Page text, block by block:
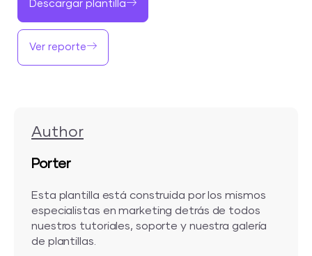
Descargar plantilla
Ver reporte
Author
Porter
Esta plantilla está construida por los mismos
especialistas en marketing detrás de todos
nuestros tutoriales, soporte y nuestra galería
de plantillas.